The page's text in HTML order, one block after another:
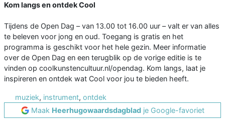
Kom langs en ontdek Cool
Tijdens de Open Dag – van 13.00 tot 16.00 uur – valt er van alles
te beleven voor jong en oud. Toegang is gratis en het
programma is geschikt voor het hele gezin. Meer informatie
over de Open Dag en een terugblik op de vorige editie is te
vinden op coolkunstencultuur.nl/opendag. Kom langs, laat je
inspireren en ontdek wat Cool voor jou te bieden heeft.
muziek, instrument, ontdek
Maak Heerhugowaardsdagbladje Google-favoriet